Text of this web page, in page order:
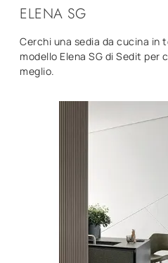
ELENA SG
Cerchi una sedia da cucina in
modello Elena SG di Sedit per
meglio.